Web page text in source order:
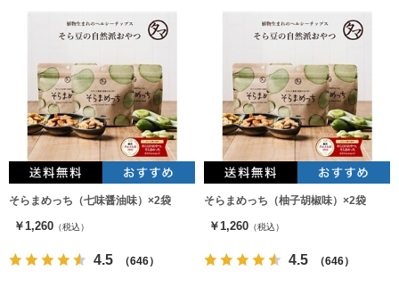
そらまめっち（七味醤油味）×2袋
￥1,260 （税込）
4.5 （646）
そらまめっち（柚子胡椒味）×2袋
￥1,260 （税込）
4.5 （646）